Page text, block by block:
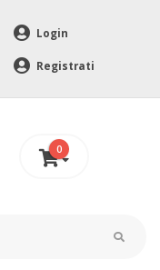
Login
Registrati
0